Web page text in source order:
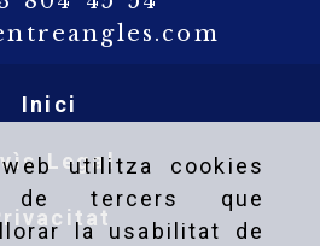
utilitza cookies
tercers que
la usabilitat de
Inici
Legal